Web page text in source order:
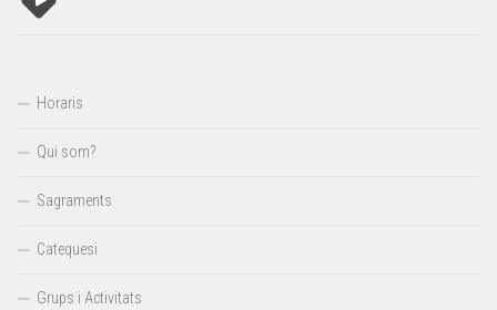
Horaris
Qui som?
Sagraments
Catequesi
Grups i Activitats